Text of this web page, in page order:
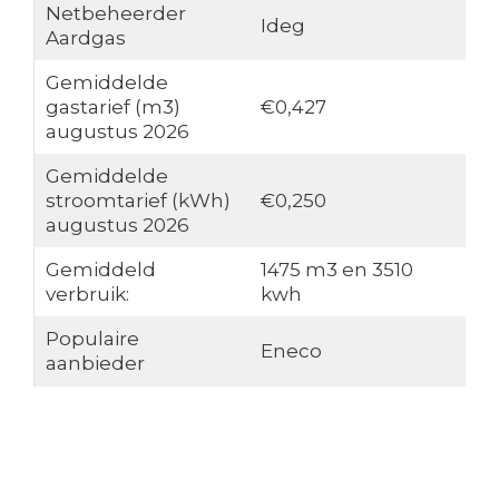
Netbeheerder
Aardgas
Ideg
Gemiddelde
gastarief (m3)
augustus 2026
€0,427
Gemiddelde
stroomtarief (kWh)
augustus 2026
€0,250
Gemiddeld
verbruik:
1475 m3 en 3510
kwh
Populaire
aanbieder
Eneco